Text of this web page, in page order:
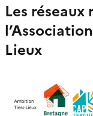
Les
Lieux